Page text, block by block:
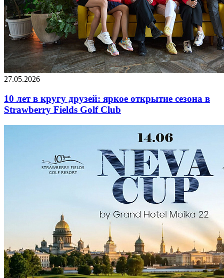
27.05.2026
10 лет в кругу друзей: яркое открытие сезона в
Strawberry Fields Golf Club